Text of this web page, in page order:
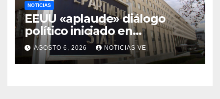
NOTICIAS
EEUU «aplaude» diálogo
político iniciado en
Venezuela
AGOSTO 6, 2026 NOTICIAS VE